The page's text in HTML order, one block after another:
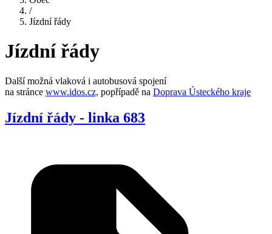
/
Jízdní řády
Jízdní řády
Další možná vlaková i autobusová spojení
na stránce www.idos.cz, popřípadě na Doprava Ústeckého kraje
Jízdní řády - linka 683